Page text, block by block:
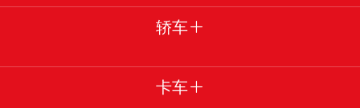
轿车
卡车